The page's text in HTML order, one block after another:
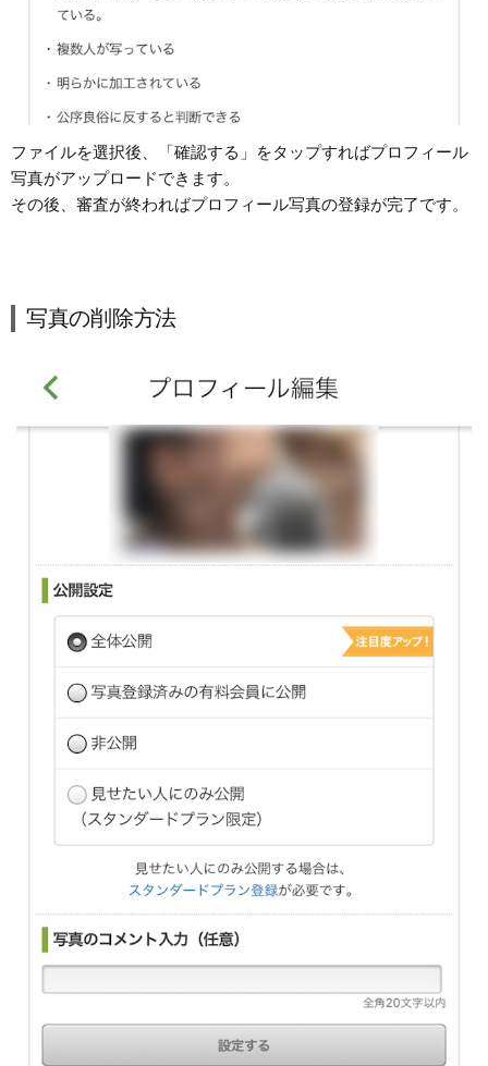
ファイルを選択後、「確認する」をタップすればプロフィール
写真がアップロードできます。
その後、審査が終わればプロフィール写真の登録が完了です。
写真の削除方法